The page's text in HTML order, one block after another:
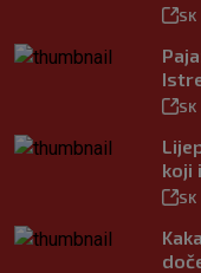
SK
SK
koji
SK